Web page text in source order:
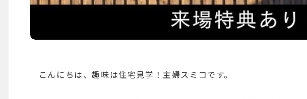
こんにちは、趣味は住宅見学！主婦スミコです。